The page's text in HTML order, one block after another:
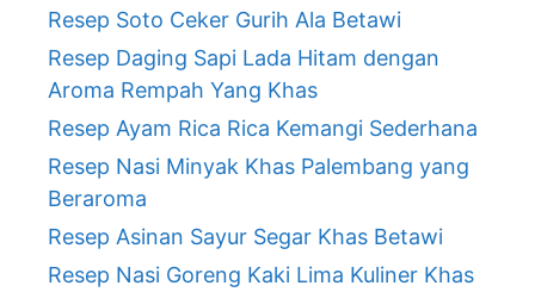
Resep Soto Ceker Gurih Ala Betawi
Resep Daging Sapi Lada Hitam dengan
Aroma Rempah Yang Khas
Resep Ayam Rica Rica Kemangi Sederhana
Resep Nasi Minyak Khas Palembang yang
Beraroma
Resep Asinan Sayur Segar Khas Betawi
Resep Nasi Goreng Kaki Lima Kuliner Khas